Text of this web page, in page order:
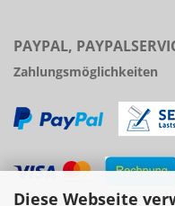
Diese Webseite
PAYPAL,
Zahlungsmöglichkeiten